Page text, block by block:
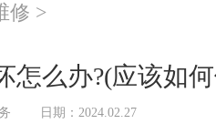
修 >
怎么办?(应该如
日期：2024.02.27